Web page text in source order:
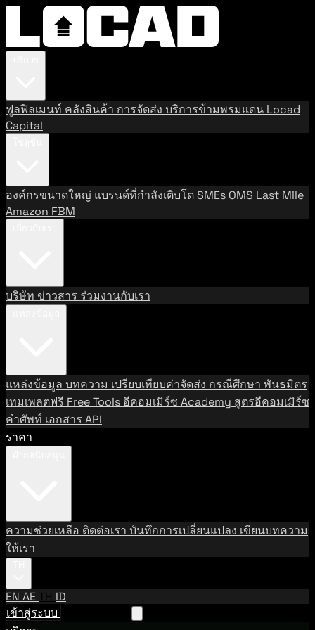
ฟูลฟิลเมนท์ คลังสินค้า การจัดส่ง บริการข้ามพรมแดน Locad
Capital
องค์กรขนาดใหญ่ แบรนด์ที่กำลังเติบโตSMEs OMS Last Mile
Amazon FBM
บริษัท ข่าวสาร ร่วมงานกับเรา
แหล่งข้อมูล บทความ เปรียบเทียบค่าจัดส่ง กรณีศึกษา พันธมิตร
เทมเพลตฟรี Free Tools อีคอมเมิร์ซ Academy สูตรอีคอมเมิร์ซ
คำศัพท์ เอกสาร API
ราคา
ความช่วยเหลือ ติดต่อเรา บันทึกการเปลี่ยนแปลง เขียนบทความ
ให้เรา
EN AE TH ID
เข้าสู่ระบบ